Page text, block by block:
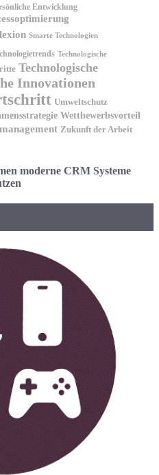
Entwicklung
Smarte Technologien
Technologische
Technologische
Innovationen
Umweltschutz
Wettbewerbsvorteil
Zukunft der Arbeit
moderne CRM Systeme